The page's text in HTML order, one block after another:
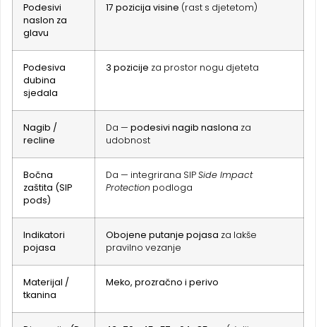
Podesivi
naslon za
glavu
17 pozicija visine (rast s djetetom)
Podesiva
dubina
sjedala
3 pozicije za prostor nogu djeteta
Nagib /
recline
Da — podesivi nagib naslona za
udobnost
Bočna
zaštita (SIP
pods)
Da — integrirana SIPSide Impact
Protection podloga
Indikatori
pojasa
Obojene putanje pojasa za lakše
pravilno vezanje
Materijal /
tkanina
Meko, prozračno i perivo